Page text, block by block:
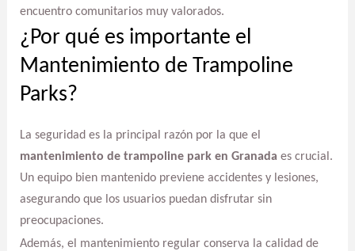
encuentro comunitarios muy valorados.
¿Por qué es importante el
Mantenimiento de Trampoline
Parks?
La seguridad es la principal razón por la que el
mantenimiento de trampoline park en Granada es crucial.
Un equipo bien mantenido previene accidentes y lesiones,
asegurando que los usuarios puedan disfrutar sin
preocupaciones.
Además, el mantenimiento regular conserva la calidad de